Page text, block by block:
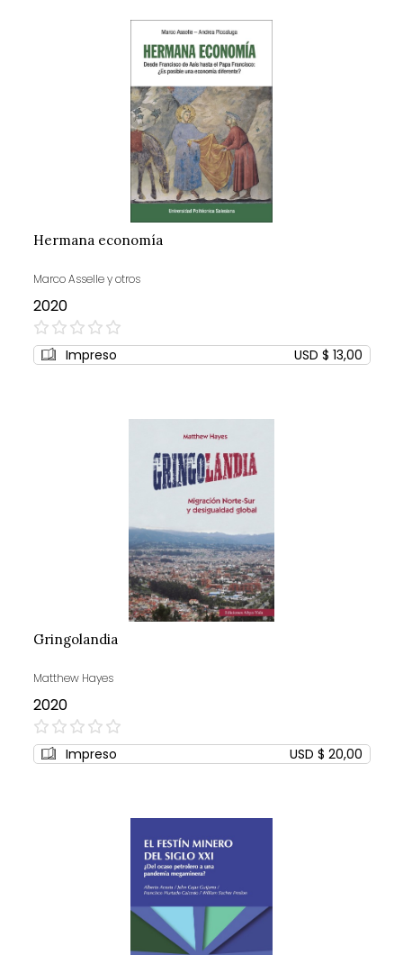
Hermana economía
Marco Asselle y otros
2020
0%
Impreso USD $ 13,00
Gringolandia
Matthew Hayes
2020
0%
Impreso USD $ 20,00